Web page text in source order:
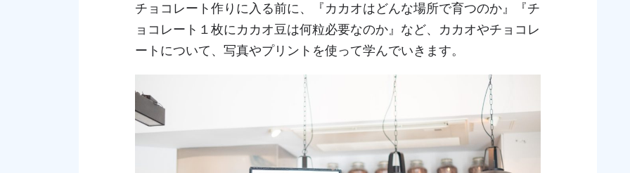
チョコレート作りに入る前に、『カカオはどんな場所で育つのか』『チ
ョコレート１枚にカカオ豆は何粒必要なのか』など、カカオやチョコレ
ートについて、写真やプリントを使って学んでいきます。